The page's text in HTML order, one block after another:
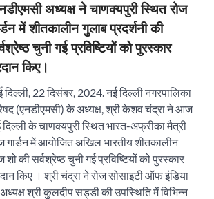
अध्यक्ष ने चाणक्यपुरी स्थित रोज
में शीतकालीन गुलाब प्रदर्शनी की
चुनी गई प्रविष्टियों को पुरस्कार
किए।
दिल्ली, 22 दिसंबर, 2024. नई दिल्ली नगरपालिका
(एनडीएमसी) के अध्यक्ष, श्री केशव चंद्रा ने आज
दिल्ली के चाणक्यपुरी स्थित भारत-अफ्रीका मैत्री
गार्डन में आयोजित अखिल भारतीय शीतकालीन
शो की सर्वश्रेष्ठ चुनी गई प्रविष्टियों को पुरस्कार
किए । श्री चंद्रा ने रोज सोसाइटी ऑफ इंडिया
श्री कुलदीप सड्डी की उपस्थिति में विभिन्न